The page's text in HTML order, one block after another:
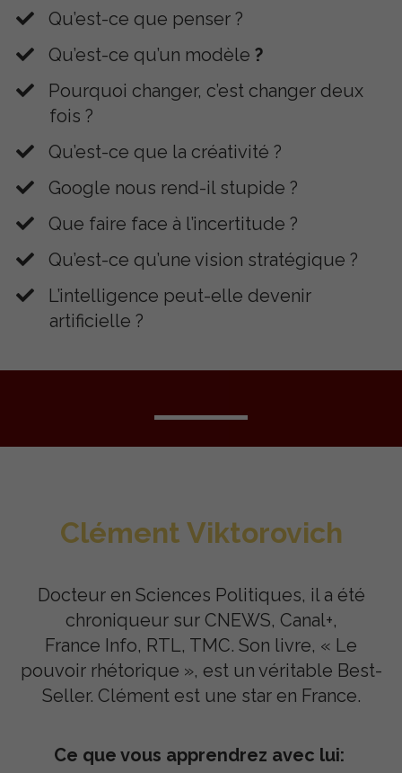
Qu’est-ce que penser ?
Qu’est-ce qu’un modèle?
​Pourquoi changer, c’est changer deux
fois ?
​Qu’est-ce que la créativité ?
​Google nous rend-il stupide ?
​Que faire face à l’incertitude ?
​Qu’est-ce qu’une vision stratégique ?
​L’intelligence peut-elle devenir
artificielle ?
Clément Viktorovich
Docteur en Sciences Politiques, il a été
chroniqueur sur CNEWS, Canal+,
France Info, RTL, TMC. Son livre, « Le
pouvoir rhétorique », est un véritable Best-
Seller. Clément est une star en France.
Ce que vous apprendrez avec lui: